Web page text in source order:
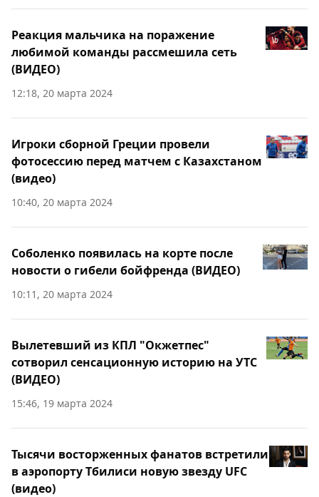
Реакция мальчика на поражение
любимой команды рассмешила сеть
(ВИДЕО)
12:18, 20 марта 2024
Игроки сборной Греции провели
фотосессию перед матчем с Казахстаном
(видео)
10:40, 20 марта 2024
Соболенко появилась на корте после
новости о гибели бойфренда (ВИДЕО)
10:11, 20 марта 2024
Вылетевший из КПЛ "Окжетпес"
сотворил сенсационную историю на УТС
(ВИДЕО)
15:46, 19 марта 2024
Тысячи восторженных фанатов встретили
в аэропорту Тбилиси новую звезду UFC
(видео)